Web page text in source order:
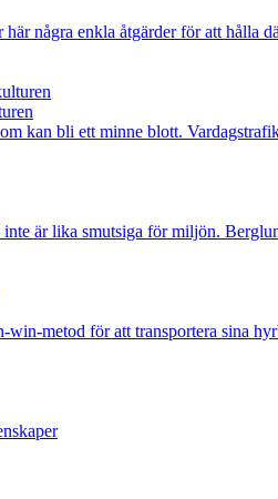
några enkla åtgärder för att hålla
kan bli ett minne blott.
är lika smutsiga för miljön.
metod för att transportera sina